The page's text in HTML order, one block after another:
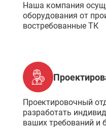
Наша компания
оборудования от
востребованные ТК
Проектировочный
разработать
ваших требований и